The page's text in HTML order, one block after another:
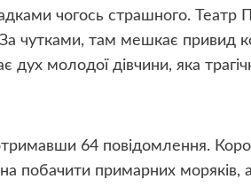
чогось страшного. Театр
чутками, там мешкає привид
молодої дівчини, яка
64 повідомлення.
примарних моряків, а